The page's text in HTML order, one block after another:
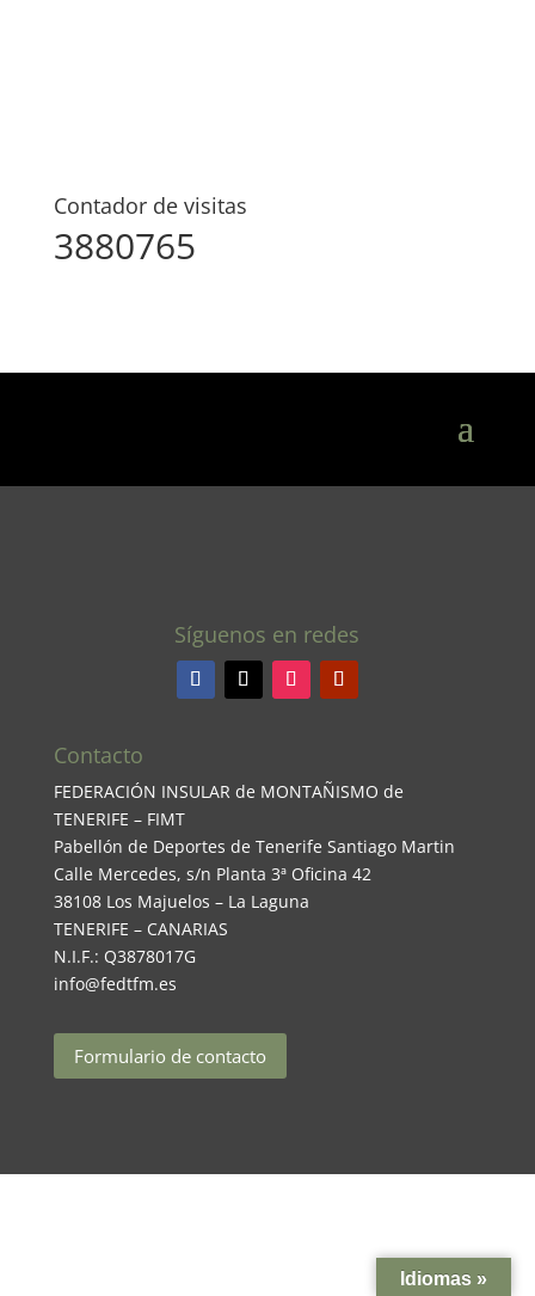
Contador de visitas
3880765
Síguenos en redes
Contacto
FEDERACIÓN INSULAR de MONTAÑISMO de
TENERIFE – FIMT
Pabellón de Deportes de Tenerife Santiago Martin
Calle Mercedes, s/n Planta 3ª Oficina 42
38108 Los Majuelos – La Laguna
TENERIFE – CANARIAS
N.I.F.: Q3878017G
info@fedtfm.es
Formulario de contacto
Idiomas »